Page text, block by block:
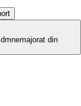
nemajorat din